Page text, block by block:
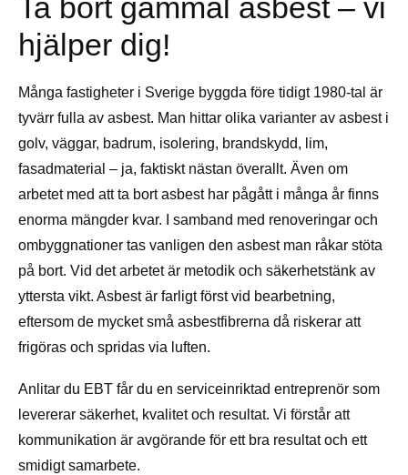
Ta bort gammal asbest – vi
hjälper dig!
Många fastigheter i Sverige byggda före tidigt 1980-tal är
tyvärr fulla av asbest. Man hittar olika varianter av asbest i
golv, väggar, badrum, isolering, brandskydd, lim,
fasadmaterial – ja, faktiskt nästan överallt. Även om
arbetet med att ta bort asbest har pågått i många år finns
enorma mängder kvar. I samband med renoveringar och
ombyggnationer tas vanligen den asbest man råkar stöta
på bort. Vid det arbetet är metodik och säkerhetstänk av
yttersta vikt. Asbest är farligt först vid bearbetning,
eftersom de mycket små asbestfibrerna då riskerar att
frigöras och spridas via luften.
Anlitar du EBT får du en serviceinriktad entreprenör som
levererar säkerhet, kvalitet och resultat. Vi förstår att
kommunikation är avgörande för ett bra resultat och ett
smidigt samarbete.